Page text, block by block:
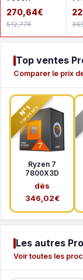
270,64€
512,77€
Top ventes
Comparer le prix
N°1
TOP VENTE
Ryzen 7
7800X3D
dès
346,02€
Les autres
Voir toutes les